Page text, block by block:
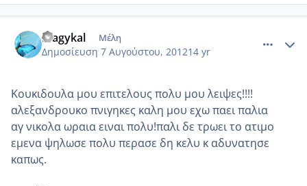
magykal Μέλη
Δημοσίευση 7 Αυγούστου, 201214 yr
Κουκιδουλα μου επιτελους πολυ μου λειψες!!!!
αλεξανδρουκο πνιγηκες καλη μου εχω παει παλια
αγ νικολα ωραια ειναι πολυ!παλι δε τρωει το ατιμο
εμενα ψηλωσε πολυ περασε δη κελυ κ αδυνατησε
καπως.